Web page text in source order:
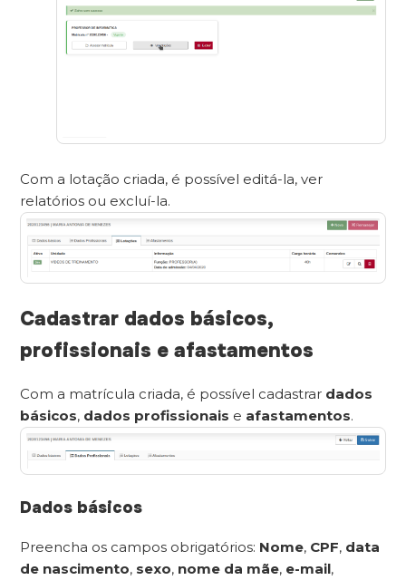
Com a lotação criada, é possível editá-la, ver
relatórios ou excluí-la.
Cadastrar dados básicos,
profissionais e afastamentos
Com a matrícula criada, é possível cadastrar dados
básicos, dados profissionais e afastamentos.
Dados básicos
Preencha os campos obrigatórios: Nome, CPF, data
de nascimento, sexo, nome da mãe, e-mail,